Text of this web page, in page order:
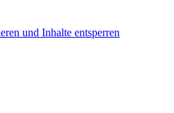
und Inhalte entsperren